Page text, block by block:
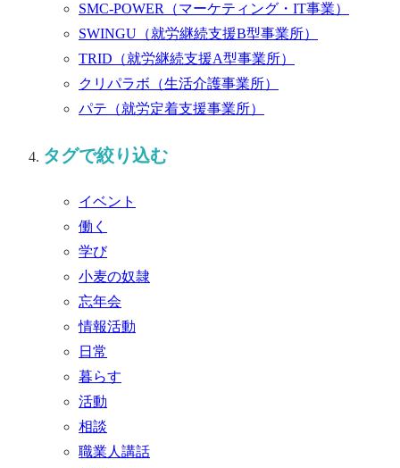
SMC-POWER （マーケティング・IT事業）
SWINGU （就労継続支援B型事業所）
TRID （就労継続支援A型事業所）
クリパラボ （生活介護事業所）
パテ （就労定着支援事業所）
タグで絞り込む
イベント
働く
学び
小麦の奴隷
忘年会
情報活動
日常
暮らす
活動
相談
職業人講話